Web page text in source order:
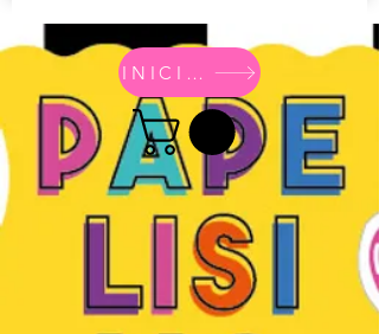
INICIO